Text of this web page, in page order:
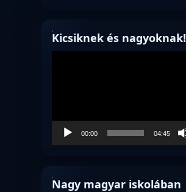
Kicsiknek és nagyoknak!
00:00 04:45
Nagy magyar iskolában